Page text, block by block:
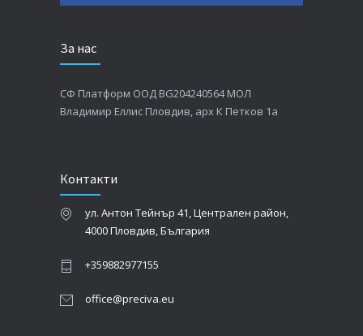
За нас
СФ Платформ ООД BG204240564 МОЛ
Владимир Еллис Пловдив, арх К Петков 1а
Контакти
ул. Антон Тейнър 41, Централен район,
4000 Пловдив, България
+359882977155
office@preciva.eu